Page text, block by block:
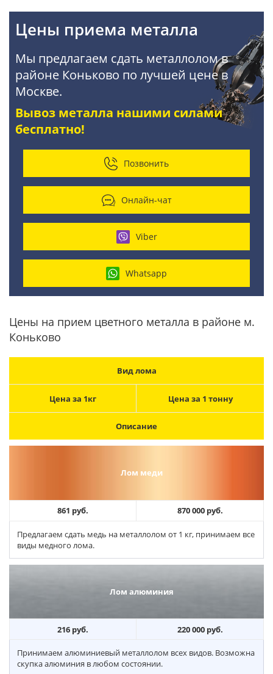
Цены приема металла
Мы предлагаем сдать металлолом в
районе Коньково по лучшей цене в
Москве.
Вывоз металла нашими силами
бесплатно!
Позвонить
Онлайн-чат
Viber
Whatsapp
Цены на прием цветного металла в районе м.
Коньково
Вид лома
Цена за 1кг Цена за 1 тонну
Описание
Лом меди
861 руб. 870 000 руб.
Предлагаем сдать медь на металлолом от 1 кг, принимаем все
виды медного лома.
Лом алюминия
216 руб. 220 000 руб.
Принимаем алюминиевый металлолом всех видов. Возможна
скупка алюминия в любом состоянии.